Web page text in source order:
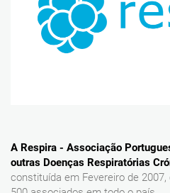
A Respira - Associação
outras Doenças Respiratórias
constituída em Fevereiro de